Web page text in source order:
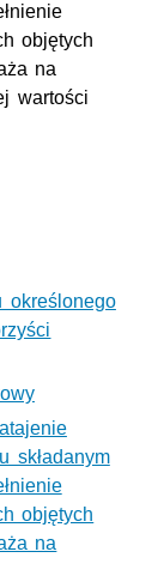
objętych
na
wartości
określonego
składanym
objętych
na